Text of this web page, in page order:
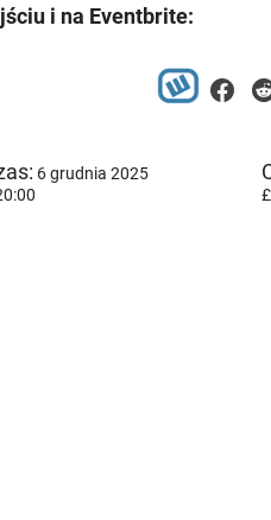
i na Eventbrite:
6 grudnia 2025